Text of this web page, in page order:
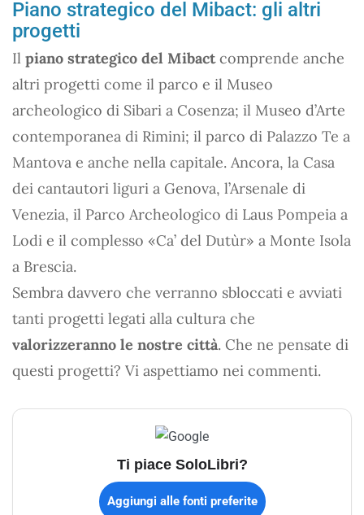
Piano strategico del Mibact: gli altri
progetti
Il piano strategico del Mibactcomprende anche
altri progetti come il parco e il Museo
archeologico di Sibari a Cosenza; il Museo d’Arte
contemporanea di Rimini; il parco di Palazzo Te a
Mantova e anche nella capitale. Ancora, la Casa
dei cantautori liguri a Genova, l’Arsenale di
Venezia, il Parco Archeologico di Laus Pompeia a
Lodi e il complesso «Ca’ del Dutùr» a Monte Isola
a Brescia.
Sembra davvero che verranno sbloccati e avviati
tanti progetti legati alla cultura che
valorizzeranno le nostre città. Che ne pensate di
questi progetti? Vi aspettiamo nei commenti.
Ti piace SoloLibri?
Aggiungi alle fonti preferite